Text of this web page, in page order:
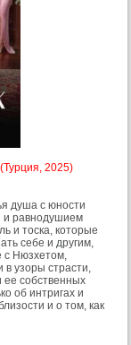
2025)
душа с юности
и равнодушием
и тоска, которые
себе и другим,
с Нюзхетом,
узоры страсти,
ее собственных
об интригах и
и о том, как